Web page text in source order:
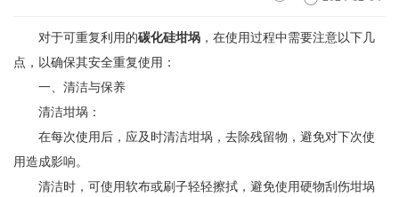
对于可重复利用的碳化硅坩埚 ，在使用过程中需要注意以下几
点，以确保其安全重复使用：
一、清洁与保养
清洁坩埚：
在每次使用后，应及时清洁坩埚，去除残留物，避免对下次使
用造成影响。
清洁时，可使用软布或刷子轻轻擦拭，避免使用硬物刮伤坩埚